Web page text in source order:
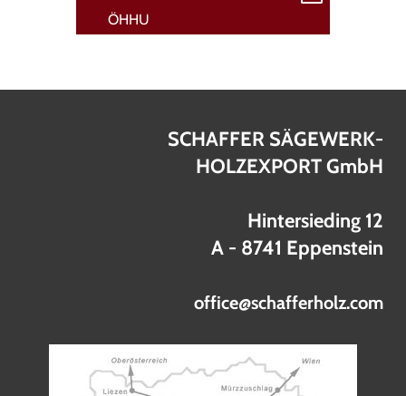
ÖHHU
SCHAFFER SÄGEWERK-
HOLZEXPORT GmbH
Hintersieding 12
A - 8741 Eppenstein
office@schafferholz.com